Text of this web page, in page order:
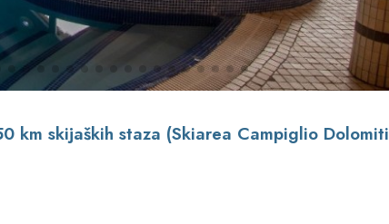
km skijaških staza (Skiarea Campiglio Dolomiti